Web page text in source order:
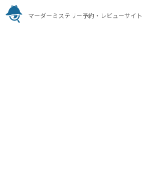
マーダーミステリー予約・レビューサイト